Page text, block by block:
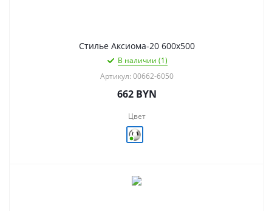
Стилье Аксиома-20 600х500
В наличии (1)
Артикул: 00662-6050
662BYN
Цвет